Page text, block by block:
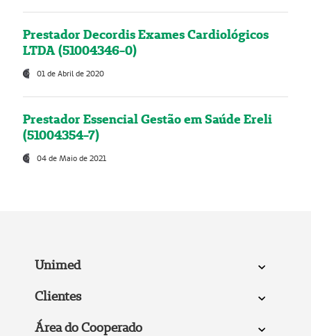
Prestador Decordis Exames Cardiológicos
LTDA (51004346-0)
01 de Abril de 2020
Prestador Essencial Gestão em Saúde Ereli
(51004354-7)
04 de Maio de 2021
Unimed
Clientes
Área do Cooperado